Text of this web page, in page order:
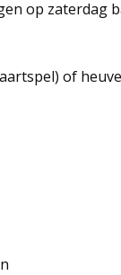
op zaterdag
of